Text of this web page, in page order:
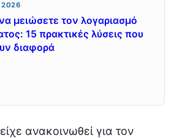
2026
μειώσετε τον λογαριασμό
15 πρακτικές λύσεις που
διαφορά
ανακοινωθεί για τον